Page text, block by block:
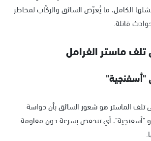
الكامل، ما يُعرّض السائق والركّاب لمخاطر
قاتلة.
ماستر الفرامل
تلف الماستر هو شعور السائق بأن دواسة
"أسفنجية"، أي تنخفض بسرعة دون مقاومة